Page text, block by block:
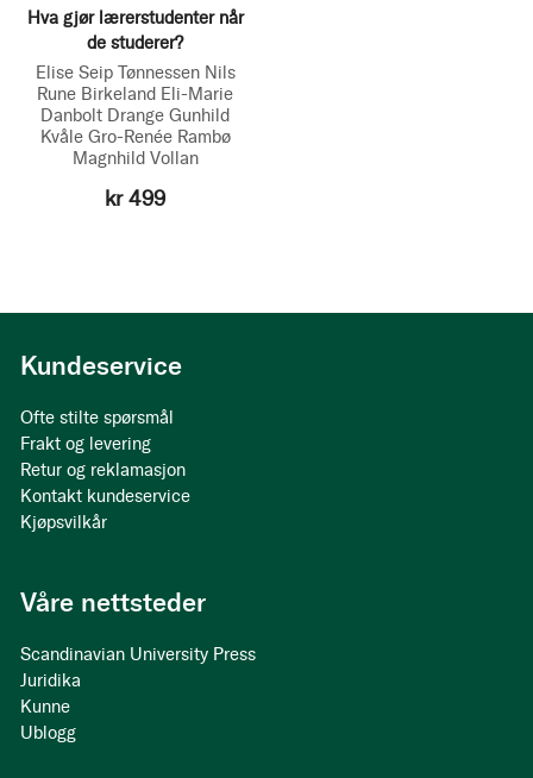
Hva gjør lærerstudenter når
de studerer?
Elise Seip Tønnessen Nils
Rune Birkeland Eli-Marie
Danbolt Drange Gunhild
Kvåle Gro-Renée Rambø
Magnhild Vollan
kr 499
Kundeservice
Ofte stilte spørsmål
Frakt og levering
Retur og reklamasjon
Kontakt kundeservice
Kjøpsvilkår
Våre nettsteder
Scandinavian University Press
Juridika
Kunne
Ublogg